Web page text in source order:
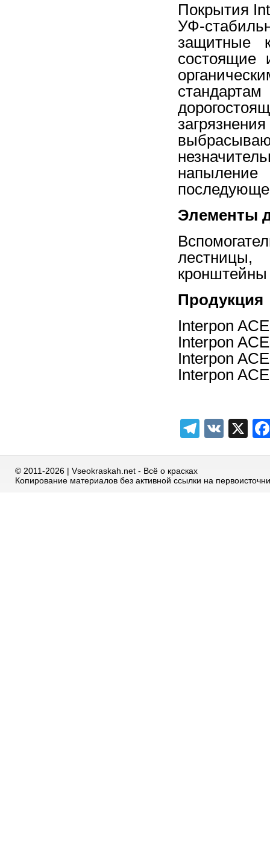
Покрытия
УФ-
защитные
состоящие
Элементы
кронштейны
Продукция
Interpon
Interpon
Interpon
Interpon
VK X
© 2011-2026 | Vseokraskah.net - Всё о красках
Копирование материалов без активной ссылки на